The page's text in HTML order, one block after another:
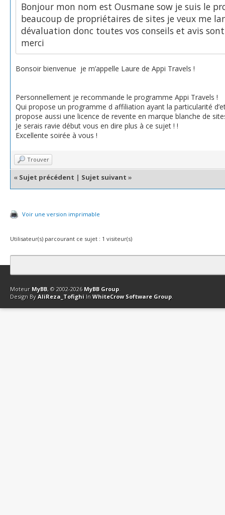
Bonjour mon nom est Ousmane sow je suis le
beaucoup de propriétaires de sites je veux me
dévaluation donc toutes vos conseils et avis
merci
Bonsoir bienvenue je m’appelle Laure de Appi Travels !
Personnellement je recommande le programme Appi Travels !
Qui propose un programme d affiliation ayant la particularité
propose aussi une licence de revente en marque blanche de
Je serais ravie début vous en dire plus à ce sujet ! !
Excellente soirée à vous !
Trouver
« Sujet précédent | Sujet suivant »
Voir une version imprimable
Utilisateur(s) parcourant ce sujet : 1 visiteur(s)
Contact Club Affiliation Retourner en haut Version bas-débit
Moteur MyBB, © 2002-2026 MyBB Group.
Design By AliReza_Tofighi In WhiteCrow Software Group.